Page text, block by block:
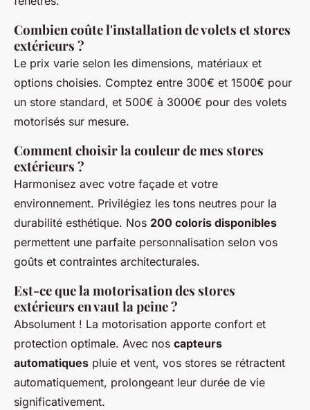
Combien coûte l'installation de volets et stores
extérieurs ?
Le prix varie selon les dimensions, matériaux et
options choisies. Comptez entre 300€ et 1500€ pour
un store standard, et 500€ à 3000€ pour des volets
motorisés sur mesure.
Comment choisir la couleur de mes stores
extérieurs ?
Harmonisez avec votre façade et votre
environnement. Privilégiez les tons neutres pour la
durabilité esthétique. Nos 200 coloris disponibles
permettent une parfaite personnalisation selon vos
goûts et contraintes architecturales.
Est-ce que la motorisation des stores
extérieurs en vaut la peine ?
Absolument ! La motorisation apporte confort et
protection optimale. Avec nos capteurs
automatiques pluie et vent, vos stores se rétractent
automatiquement, prolongeant leur durée de vie
significativement.